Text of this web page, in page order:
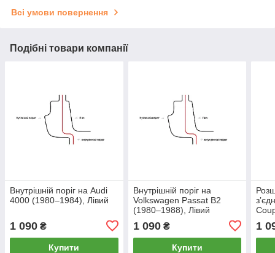
Всі умови повернення
Подібні товари компанії
Внутрішній поріг на Audi
4000 (1980–1984), Лівий
1 090 ₴
Купити
Внутрішній поріг на
Volkswagen Passat B2
(1980–1988), Лівий
1 090₴
Купити
1